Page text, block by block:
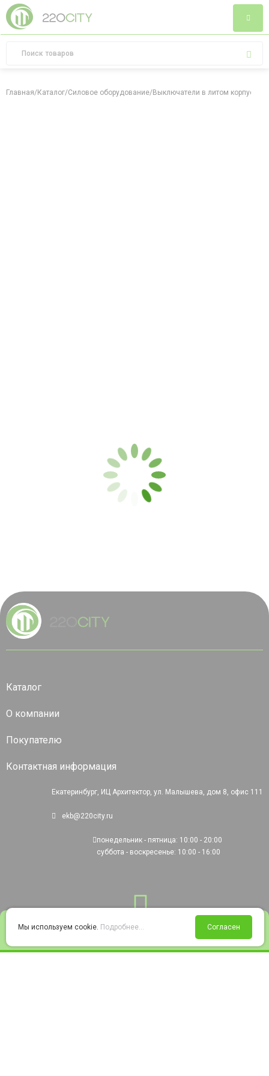
Войти Избранное Корзина
Главная/Каталог/Силовое оборудование/Выключатели в литом корпусе
Каталог
О компании
Покупателю
Контактная информация
Екатеринбург, ИЦ Архитектор, ул. Малышева, дом 8, офис 111
ekb@220city.ru
понедельник - пятница: 10:00 - 20:00
суббота - воскресенье: 10:00 - 16:00
Мы используем cookie. Подробнее... Согласен